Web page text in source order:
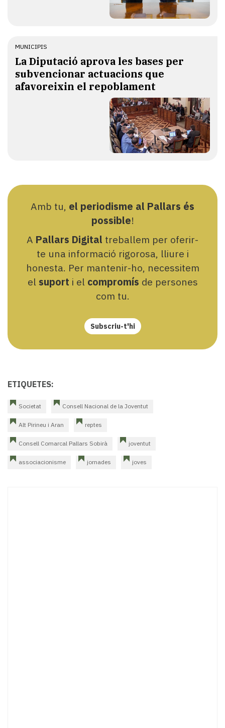
MUNICIPIS
La Diputació aprova les bases per
subvencionar actuacions que
afavoreixin el repoblament
Amb tu, el periodisme al Pallars és
possible!
A Pallars Digital treballem per oferir-
te una informació rigorosa, lliure i
honesta. Per mantenir-ho, necessitem
el suport i el compromís de persones
com tu.
Subscriu-t'hi
ETIQUETES:
Societat Consell Nacional de la Joventut
Alt Pirineu i Aran reptes
Consell Comarcal Pallars Sobirà joventut
associacionisme jornades joves